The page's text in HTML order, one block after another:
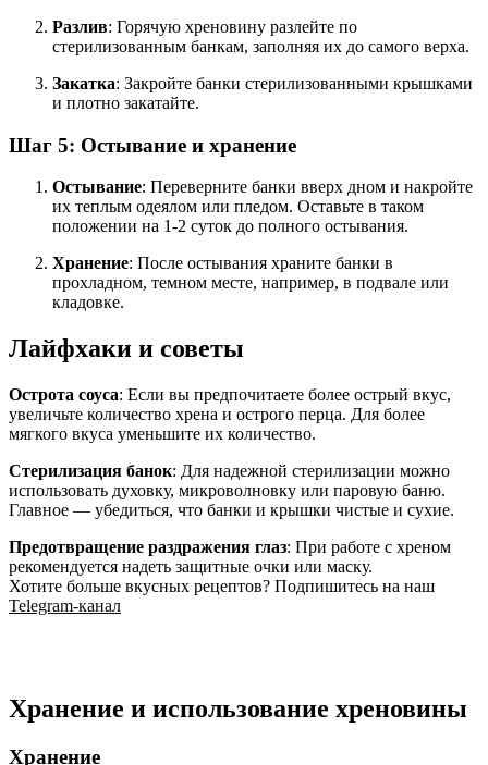
Разлив: Горячую хреновину разлейте по
стерилизованным банкам, заполняя их до самого верха.
Закатка: Закройте банки стерилизованными крышками
и плотно закатайте.
Шаг 5: Остывание и хранение
Остывание: Переверните банки вверх дном и накройте
их теплым одеялом или пледом. Оставьте в таком
положении на 1-2 суток до полного остывания.
Хранение: После остывания храните банки в
прохладном, темном месте, например, в подвале или
кладовке.
Лайфхаки и советы
Острота соуса: Если вы предпочитаете более острый вкус,
увеличьте количество хрена и острого перца. Для более
мягкого вкуса уменьшите их количество.
Стерилизация банок: Для надежной стерилизации можно
использовать духовку, микроволновку или паровую баню.
Главное — убедиться, что банки и крышки чистые и сухие.
Предотвращение раздражения глаз: При работе с хреном
рекомендуется надеть защитные очки или маску.
Хотите больше вкусных рецептов? Подпишитесь на наш
Telegram-канал
Хранение и использование хреновины
Хранение